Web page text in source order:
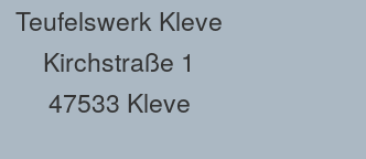
Teufelswerk Kleve
Kirchstraße 1
47533 Kleve